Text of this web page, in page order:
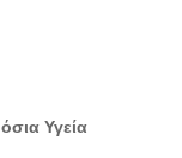
Υγεία